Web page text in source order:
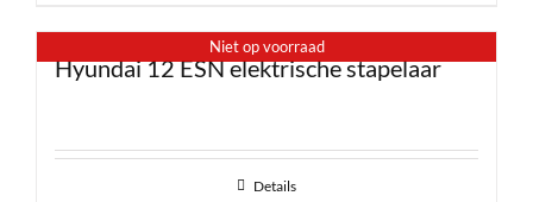
Niet op voorraad
Hyundai 12 ESN elektrische stapelaar
Details